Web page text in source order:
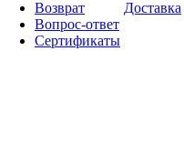
Возврат
Вопрос-ответ
Сертификаты
Доставка